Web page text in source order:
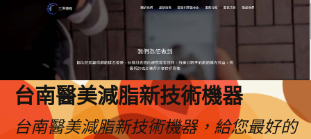
台南醫美減脂新技術機器
台南醫美減脂新技術機器，給您最好的